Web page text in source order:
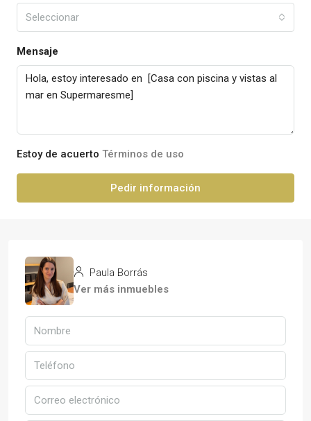
Seleccionar
Mensaje
Estoy de acuerto Términos de uso
Pedir información
Paula Borrás
Ver más inmuebles